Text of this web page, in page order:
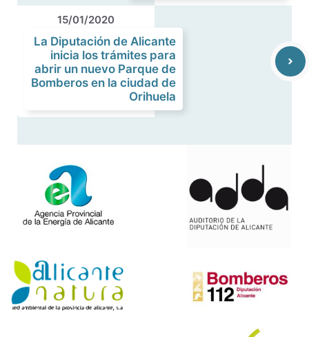
15/01/2020
La Diputación de Alicante
inicia los trámites para
abrir un nuevo Parque de
Bomberos en la ciudad de
Orihuela